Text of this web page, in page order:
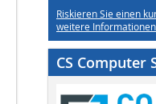
Riskieren Sie einen
weitere
CS Computer